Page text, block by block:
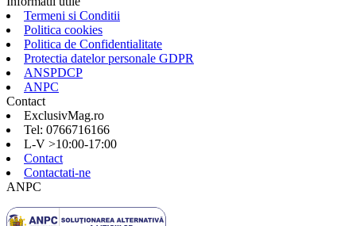
Termeni si Conditii
Politica cookies
Politica de Confidentialitate
Protectia datelor personale GDPR
ANSPDCP
ANPC
Contact
ExclusivMag.ro
Tel: 0766716166
L-V >10:00-17:00
Contact
Contactati-ne
ANPC